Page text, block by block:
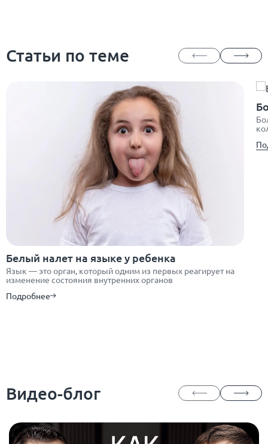
Статьи по теме
Белый налет на языке у ребенка
Язык — это орган, который одним из первых реагирует на
изменение состояния внутренних органов
Подробнее
Видео-блог